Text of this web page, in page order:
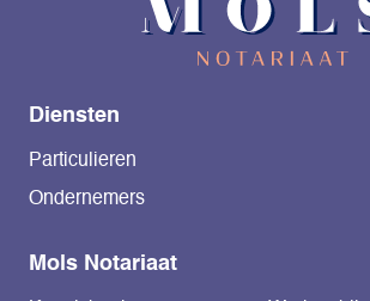
Diensten
Particulieren
Ondernemers
Mols Notariaat